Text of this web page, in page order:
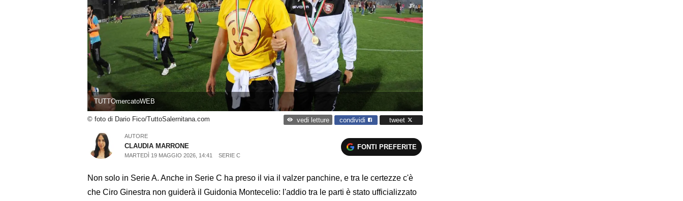
TUTTOmercatoWEB
© foto di Dario Fico/TuttoSalernitana.com vedi letture condividi tweet
AUTORE
CLAUDIA MARRONE
MARTEDÌ 19 MAGGIO 2026, 14:41 SERIE C
FONTI PREFERITE
Non solo in Serie A. Anche in Serie C ha preso il via il valzer panchine, e tra le certezze c'è
che Ciro Ginestra non guiderà il Guidonia Montecelio: l'addio tra le parti è stato ufficializzato